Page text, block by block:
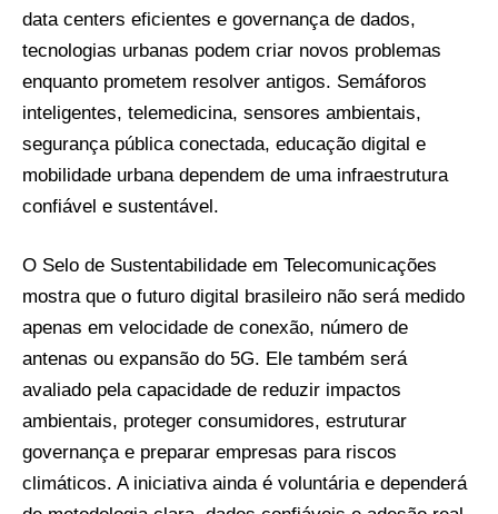
data centers eficientes e governança de dados,
tecnologias urbanas podem criar novos problemas
enquanto prometem resolver antigos. Semáforos
inteligentes, telemedicina, sensores ambientais,
segurança pública conectada, educação digital e
mobilidade urbana dependem de uma infraestrutura
confiável e sustentável.
O Selo de Sustentabilidade em Telecomunicações
mostra que o futuro digital brasileiro não será medido
apenas em velocidade de conexão, número de
antenas ou expansão do 5G. Ele também será
avaliado pela capacidade de reduzir impactos
ambientais, proteger consumidores, estruturar
governança e preparar empresas para riscos
climáticos. A iniciativa ainda é voluntária e dependerá